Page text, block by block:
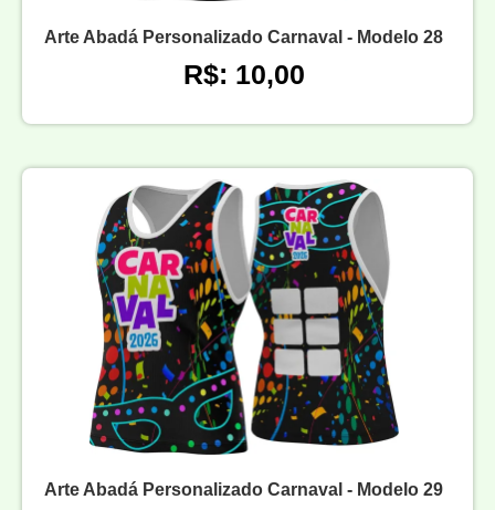
Arte Abadá Personalizado Carnaval - Modelo 28
R$: 10,00
Arte Abadá Personalizado Carnaval - Modelo 29